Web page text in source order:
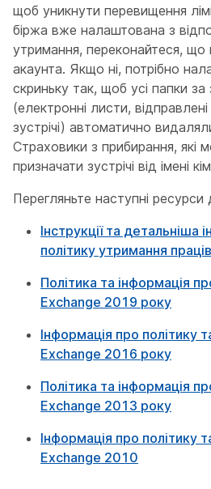
щоб уникнути перевищення
біржа вже налаштована з
утримання, переконайтеся, що
акаунта. Якщо ні, потрібно
скриньку так, щоб усі папки
(електронні листи,
зустрічі) автоматично
Страховики з прибирання, які
призначати зустрічі від імені
Перегляньте наступні
Інструкції та детальніша
політику утримання
Політика та інформація
Exchange 2019 року
Інформація про політику
Exchange 2016 року
Політика та інформація
Exchange 2013 року
Інформація про політику
Exchange 2010